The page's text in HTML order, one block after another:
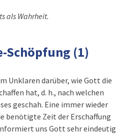
als Wahrheit.
Schöpfung (1)
Unklaren darüber, wie Gott die
hat, d. h., nach welchen
geschah. Eine immer wieder
benötigte Zeit der Erschaffung
uns Gott sehr eindeutig